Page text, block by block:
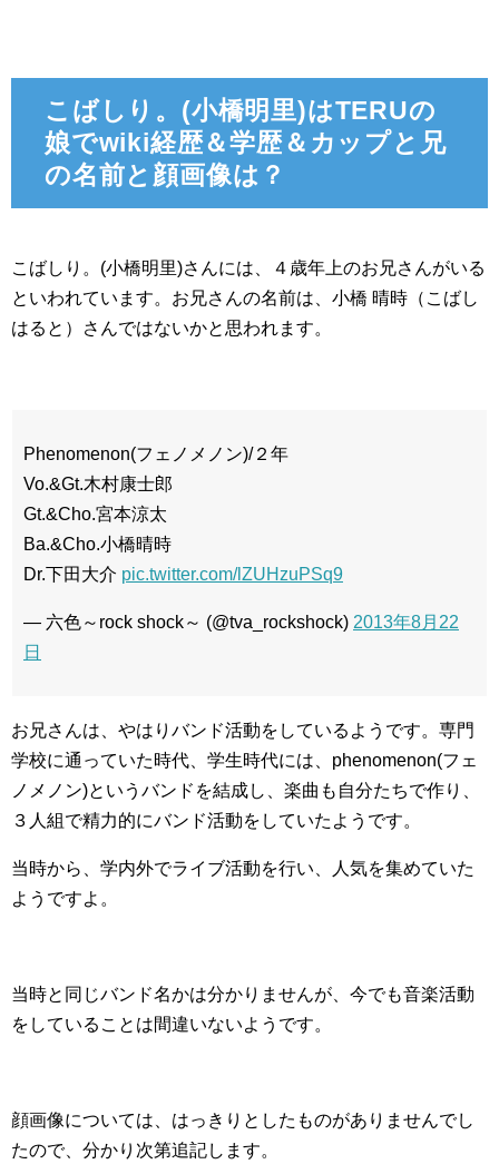
こばしり。(小橋明里)はTERUの
娘でwiki経歴＆学歴＆カップと兄
の名前と顔画像は？
こばしり。(小橋明里)さんには、４歳年上のお兄さんがいる
といわれています。お兄さんの名前は、小橋 晴時（こばし
はると）さんではないかと思われます。
Phenomenon(フェノメノン)/２年
Vo.&Gt.木村康士郎
Gt.&Cho.宮本涼太
Ba.&Cho.小橋晴時
Dr.下田大介 pic.twitter.com/lZUHzuPSq9
— 六色～rock shock～ (@tva_rockshock) 2013年8月22
日
お兄さんは、やはりバンド活動をしているようです。専門
学校に通っていた時代、学生時代には、phenomenon(フェ
ノメノン)というバンドを結成し、楽曲も自分たちで作り、
３人組で精力的にバンド活動をしていたようです。
当時から、学内外でライブ活動を行い、人気を集めていた
ようですよ。
当時と同じバンド名かは分かりませんが、今でも音楽活動
をしていることは間違いないようです。
顔画像については、はっきりとしたものがありませんでし
たので、分かり次第追記します。